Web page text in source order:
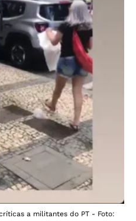
a militantes do PT - Foto: